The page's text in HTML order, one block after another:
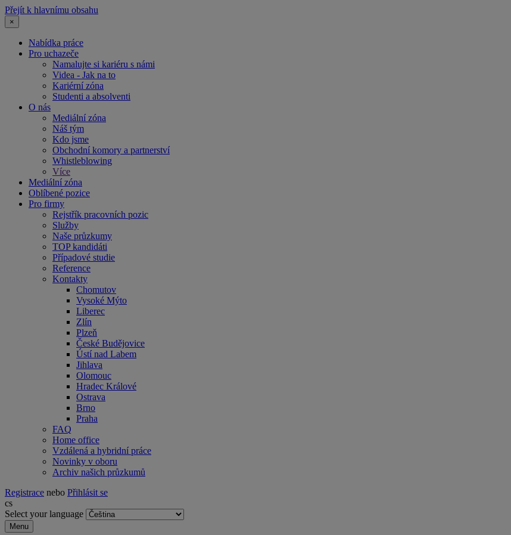
Přejít k hlavnímu obsahu
×
Nabídka práce
Pro uchazeče
Namalujte si kariéru s námi
Videa - Jak na to
Kariérní zóna
Studenti a absolventi
O nás
Mediální zóna
Náš tým
Kdo jsme
Obchodní komory a partnerství
Whistleblowing
Více
Mediální zóna
Oblíbené pozice
Pro firmy
Rejstřík pracovních pozic
Služby
Naše průzkumy
TOP kandidáti
Případové studie
Reference
Kontakty
Chomutov
Vysoké Mýto
Liberec
Zlín
Plzeň
České Budějovice
Ústí nad Labem
Jihlava
Olomouc
Hradec Králové
Ostrava
Brno
Praha
FAQ
Home office
Vzdálená a hybridní práce
Novinky v oboru
Archiv našich průzkumů
Registrace nebo Přihlásit se
cs
Select your language
Menu